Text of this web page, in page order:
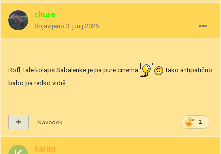
shure
Objavljeno 3. junij 2026
Rofl, tale kolaps Sabalenke je pa pure cinema.
Tako antipatično
babo pa redko vidiš.
2
Navedek
Karim